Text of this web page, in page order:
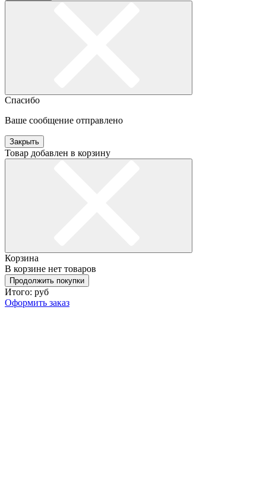
Спасибо
Ваше сообщение отправлено
Закрыть
Товар добавлен в корзину
Корзина
В корзине нет товаров
Продолжить покупки
Итого: руб
Оформить заказ